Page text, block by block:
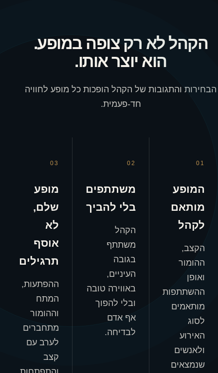
הקהל לא רק צופה במופע.
הוא יוצר אותו.
הבחירות והתגובות של הקהל הופכות כל מופע לחוויה
חד-פעמית.
01
המופע
מותאם
לקהל
הקצב,
ההומור
ואופן
ההשתתפות
מותאמים
לסוג
האירוע
ולאנשים
שנמצאים
02
משתתפים
בלי להביך
הקהל
משתתף
בגובה
העיניים,
באווירה טובה
ובלי להפוך
אף אדם
לבדיחה.
03
מופע
שלם,
לא
אוסף
תרגילים
ההפתעות,
המתח
וההומור
מתחברים
לערב עם
קצב